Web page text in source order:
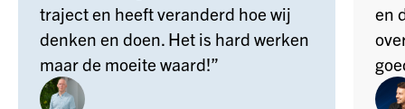
traject en heeft veranderd hoe wij
denken en doen. Het is hard werken
maar de moeite waard!”
en